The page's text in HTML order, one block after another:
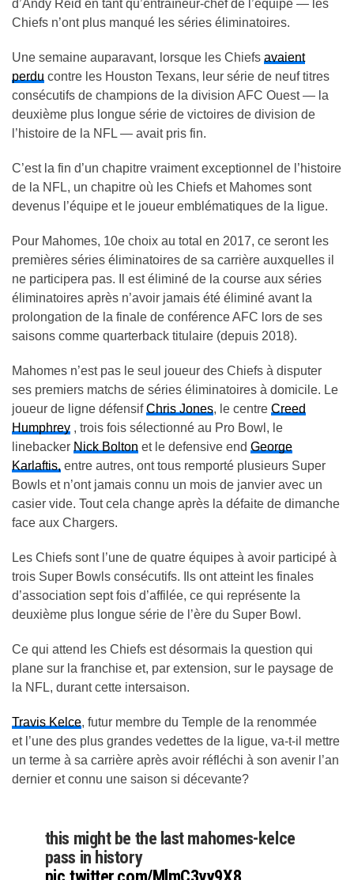
d’Andy Reid en tant qu’entraîneur-chef de l’équipe — les
Chiefs n’ont plus manqué les séries éliminatoires.
Une semaine auparavant, lorsque les Chiefs avaient
perdu contre les Houston Texans, leur série de neuf titres
consécutifs de champions de la division AFC Ouest — la
deuxième plus longue série de victoires de division de
l’histoire de la NFL — avait pris fin.
C’est la fin d’un chapitre vraiment exceptionnel de l’histoire
de la NFL, un chapitre où les Chiefs et Mahomes sont
devenus l’équipe et le joueur emblématiques de la ligue.
Pour Mahomes, 10e choix au total en 2017, ce seront les
premières séries éliminatoires de sa carrière auxquelles il
ne participera pas. Il est éliminé de la course aux séries
éliminatoires après n’avoir jamais été éliminé avant la
prolongation de la finale de conférence AFC lors de ses
saisons comme quarterback titulaire (depuis 2018).
Mahomes n’est pas le seul joueur des Chiefs à disputer
ses premiers matchs de séries éliminatoires à domicile. Le
joueur de ligne défensifChris Jones, le centre Creed
Humphrey , trois fois sélectionné au Pro Bowl, le
linebacker Nick Bolton et le defensive end George
Karlaftis, entre autres, ont tous remporté plusieurs Super
Bowls et n’ont jamais connu un mois de janvier avec un
casier vide. Tout cela change après la défaite de dimanche
face aux Chargers.
Les Chiefs sont l’une de quatre équipes à avoir participé à
trois Super Bowls consécutifs. Ils ont atteint les finales
d’association sept fois d’affilée, ce qui représente la
deuxième plus longue série de l’ère du Super Bowl.
Ce qui attend les Chiefs est désormais la question qui
plane sur la franchise et, par extension, sur le paysage de
la NFL, durant cette intersaison.
Travis Kelce, futur membre du Temple de la renommée
et l’une des plus grandes vedettes de la ligue, va-t-il mettre
un terme à sa carrière après avoir réfléchi à son avenir l’an
dernier et connu une saison si décevante?
this might be the last mahomes-kelce
pass in history
pic.twitter.com/MlmC3vy9X8